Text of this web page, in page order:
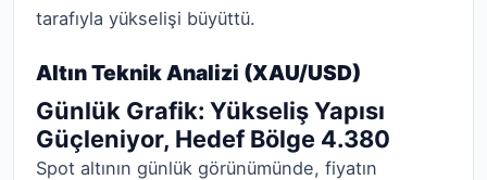
tarafıyla yükselişi büyüttü.
Altın Teknik Analizi (XAU/USD)
Günlük Grafik: Yükseliş Yapısı
Güçleniyor, Hedef Bölge 4.380
Spot altının günlük görünümünde, fiyatın